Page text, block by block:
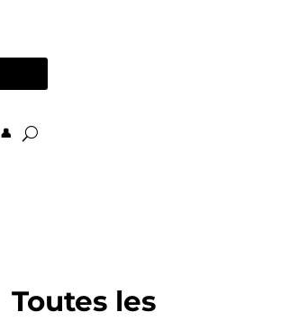
👤
Toutes les